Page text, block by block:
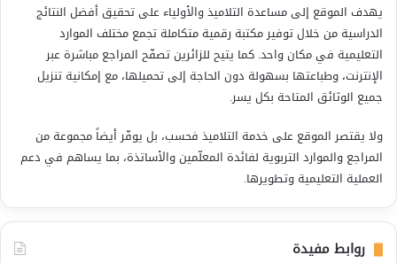
يهدف الموقع إلى مساعدة التلاميذ والأولياء على تحقيق أفضل النتائج
الدراسية من خلال توفير مكتبة رقمية متكاملة تجمع مختلف الموارد
التعليمية في مكان واحد. كما يتيح للزائرين تصفّح المراجع مباشرة عبر
الإنترنت، وطباعتها بسهولة دون الحاجة إلى تحميلها، مع إمكانية تنزيل
جميع الوثائق المتاحة بكل يسر.
ولا يقتصر الموقع على خدمة التلاميذ فحسب، بل يوفّر أيضاً مجموعة من
المراجع والموارد التربوية لفائدة المعلّمين والأساتذة، بما يساهم في دعم
العملية التعليمية وتطويرها.
روابط مفيدة